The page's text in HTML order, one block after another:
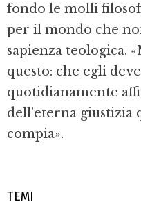
TEMI
fondo le molli
per il mondo che
sapienza teologica.
questo: che egli
quotidianamente
dell’eterna giustizia
compia».